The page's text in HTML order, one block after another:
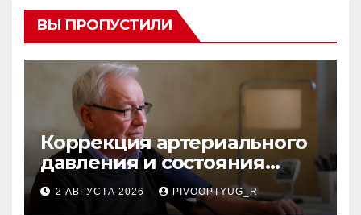
ВЫ ПРОПУСТИЛИ
Коррекция артериального
давления и состояния
сосудов в профилактике
инсульта
2 АВГУСТА 2026 PIVOOPTYUG_R